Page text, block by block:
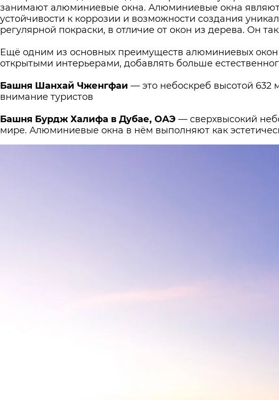
занимают алюминиевые окна. Алюминиевые окна
устойчивости к коррозии и возможности создания
регулярной покраски, в отличие от окон из дерева. Он
Ещё одним из основных преимуществ алюминиевых окон
открытыми интерьерами, добавлять больше
Башня Шанхай Чженгфаи — это небоскреб высотой
внимание туристов
Башня Бурдж Халифа в Дубае, ОАЭ — сверхвысокий
мире. Алюминиевые окна в нём выполняют как